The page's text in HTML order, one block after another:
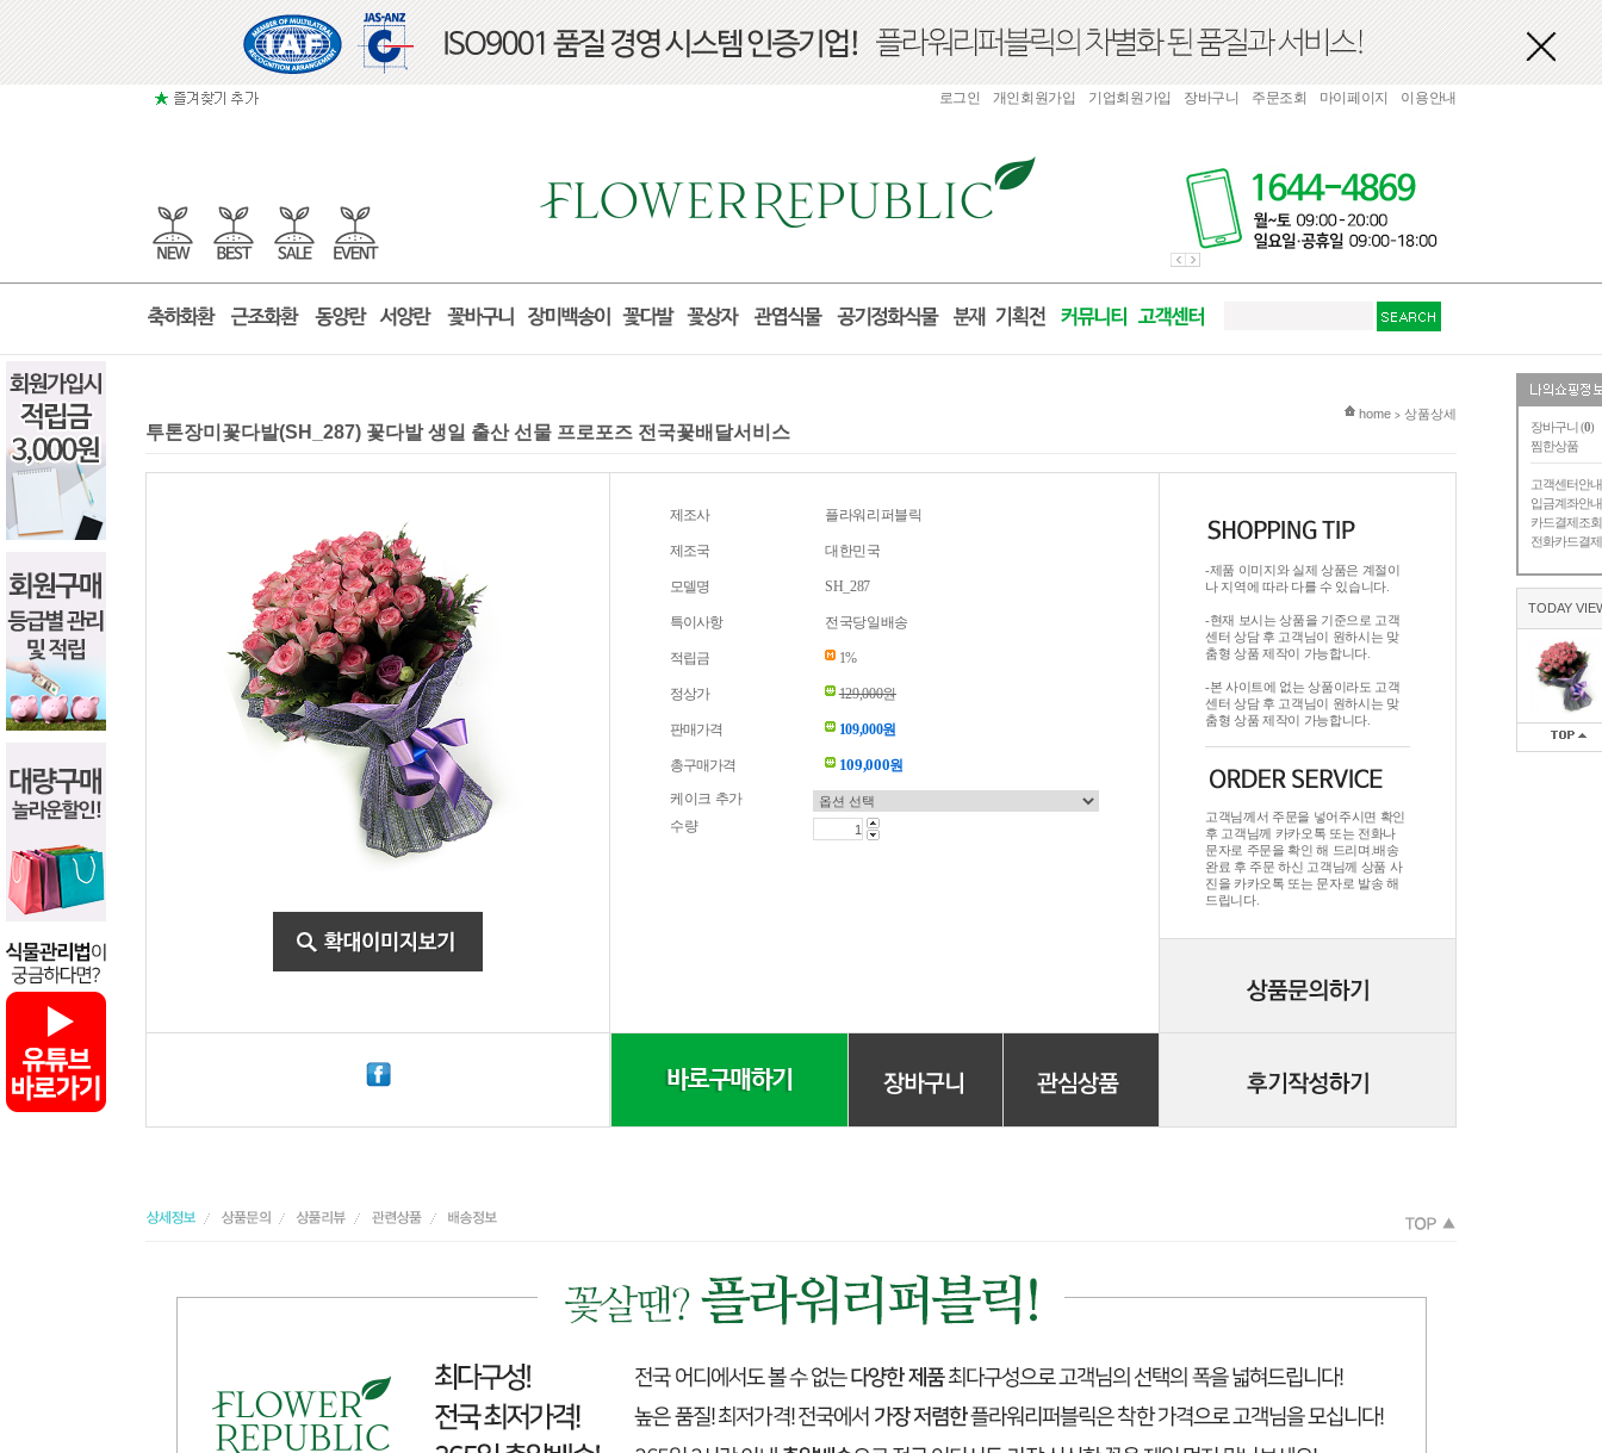
장바구니 (0)
찜한상품
고객센터안내
입금계좌안내
카드결제조회
전화카드결제
TODAY
로그인 개인회원가입 기업회원가입 장바구니 주문조회 마이페이지 이용안내
현재 위치
home > 상품상세
투톤장미꽃다발(SH_287) 꽃다발 생일 출산 선물 프로포즈 전국꽃배달서비스
제조사 플라워리퍼블릭
제조국 대한민국
모델명 SH_287
특이사항 전국당일배송
적립금 1%
정상가 129,000원
판매가격 109,000원
총구매가격 109,000원
케이크 추가
수량
-제품 이미지와 실제 상품은 계절이
나 지역에 따라 다를 수 있습니다.
-현재 보시는 상품을 기준으로 고객
센터 상담 후 고객님이 원하시는 맞
춤형 상품 제작이 가능합니다.
-본 사이트에 없는 상품이라도 고객
센터 상담 후 고객님이 원하시는 맞
춤형 상품 제작이 가능합니다.
고객님께서 주문을 넣어주시면 확인
후 고객님께 카카오톡 또는 전화나
문자로 주문을 확인 해 드리며.배송
완료 후 주문 하신 고객님께 상품 사
진을 카카오톡 또는 문자로 발송 해
드립니다.